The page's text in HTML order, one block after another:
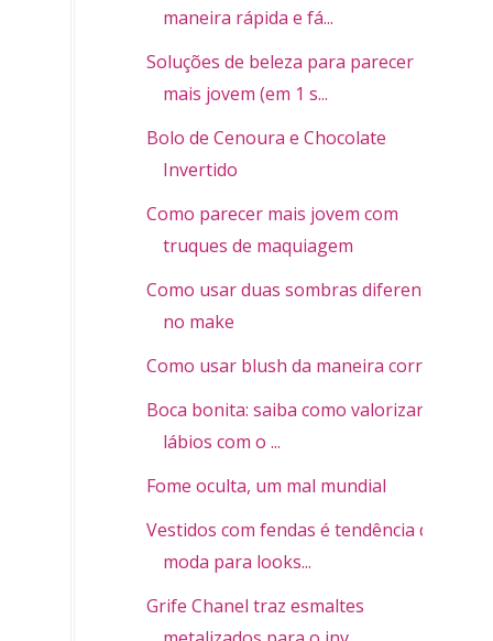
maneira rápida e fá...
Soluções de beleza para parecer
mais jovem (em 1 s...
Bolo de Cenoura e Chocolate
Invertido
Como parecer mais jovem com
truques de maquiagem
Como usar duas sombras diferentes
no make
Como usar blush da maneira correta
Boca bonita: saiba como valorizar os
lábios com o ...
Fome oculta, um mal mundial
Vestidos com fendas é tendência de
moda para looks...
Grife Chanel traz esmaltes